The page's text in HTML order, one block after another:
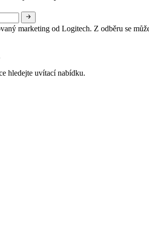
marketing od Logitech. Z odběru se
hledejte uvítací nabídku.